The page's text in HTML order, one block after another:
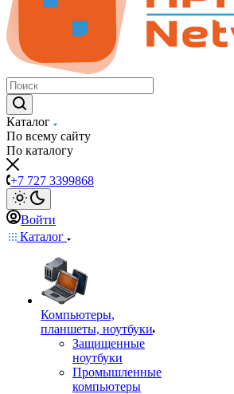
Каталог
По всему сайту
По каталогу
+7 727 3399868
Войти
Каталог
Компьютеры,
планшеты, ноутбуки
Защищенные
ноутбуки
Промышленные
компьютеры